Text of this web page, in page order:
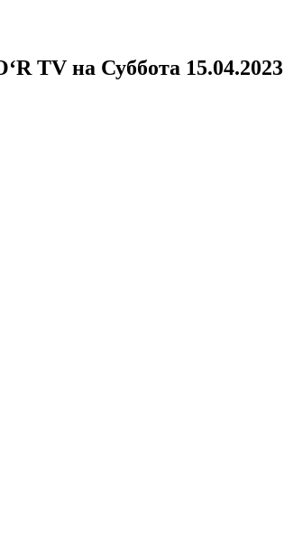
TV на Суббота 15.04.2023